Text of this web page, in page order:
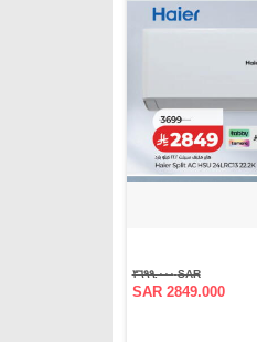
SAR ٣٦٩٩.٠٠٠
SAR 2849.000